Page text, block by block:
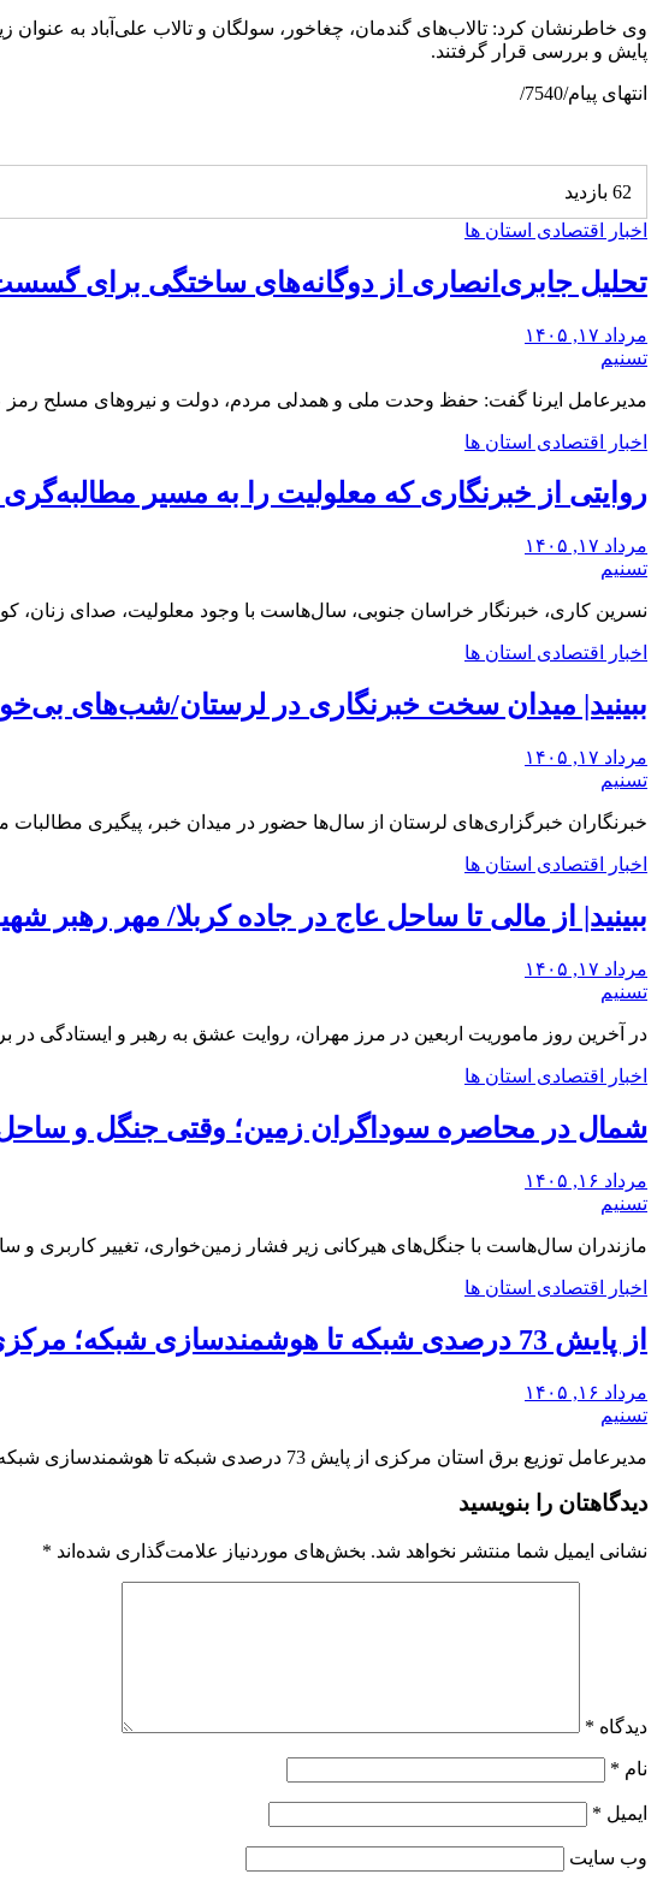
وی خاطرنشان کرد: تالاب‌های گندمان، چغاخور، سولگان و تالاب علی‌آباد به عنوان
پایش و بررسی قرار گرفتند.
انتهای پیام/7540/
62 بازدید
اخبار اقتصادی استان ها
تحلیل جابری‌انصاری از دوگانه‌های ساختگی ‌برای
مرداد ۱۷, ۱۴۰۵
تسنیم
مدیرعامل ایرنا گفت: حفظ وحدت ملی و همدلی مردم، دولت و نیروهای مسلح رمز
اخبار اقتصادی استان ها
روایتی از خبرنگاری که معلولیت را به مسیر مطالبه‌گری
مرداد ۱۷, ۱۴۰۵
تسنیم
نسرین کاری، خبرنگار خراسان جنوبی، سال‌هاست با وجود معلولیت، صدای زنان،
اخبار اقتصادی استان ها
ببینید| میدان سخت خبرنگاری در لرستان/‌شب‌های
مرداد ۱۷, ۱۴۰۵
تسنیم
خبرنگاران خبرگزاری‌های لرستان از سال‌ها حضور در میدان خبر، پیگیری مطالبات
اخبار اقتصادی استان ها
ببینید| از مالی تا ساحل عاج در جاده کربلا/ مهر رهبر
مرداد ۱۷, ۱۴۰۵
تسنیم
در آخرین روز ماموریت اربعین در مرز مهران، روایت عشق به رهبر و ایستادگی در
اخبار اقتصادی استان ها
شمال در محاصره سوداگران زمین؛ وقتی جنگل و
مرداد ۱۶, ۱۴۰۵
تسنیم
مازندران سال‌هاست با جنگل‌های هیرکانی زیر فشار زمین‌خواری، تغییر کاربری و
اخبار اقتصادی استان ها
از پایش 73 درصدی شبکه تا هوشمندسازی شبکه؛ مرکزی درمسیر عبور از ناترازی
مرداد ۱۶, ۱۴۰۵
تسنیم
مدیرعامل توزیع برق استان مرکزی از پایش 73 درصدی شبکه تا هوشمندسازی شبکه را تشریح کرد.
دیدگاهتان را بنویسید
نشانی ایمیل شما منتشر نخواهد شد. بخش‌های موردنیاز علامت‌گذاری شده‌اند *
دیدگاه *
نام *
ایمیل *
وب‌ سایت